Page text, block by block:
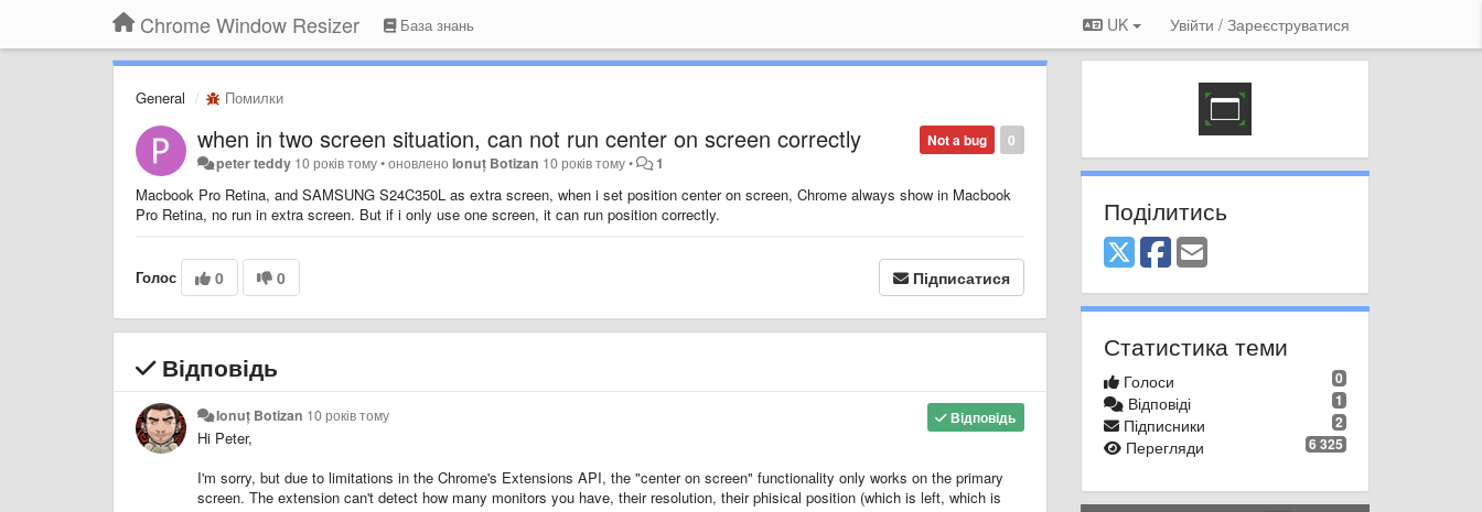
Chrome Window Resizer База знань UK Увійти / Зареєструватися
General Помилки
0
Not a bug
when in two screen situation, can not run center on screen correctly
peter teddy 10 років тому•оновленоIonuț Botizan 10 років тому• 1
Macbook Pro Retina, and SAMSUNG S24C350L as extra screen, when i set position center on screen, Chrome always show in Macbook
Pro Retina, no run in extra screen. But if i only use one screen, it can run position correctly.
Голос 0 0 Підписатися
Відповідь
Відповідь
Ionuț Botizan 10 років тому
Hi Peter,
I'm sorry, but due to limitations in the Chrome's Extensions API, the "center on screen" functionality only works on the primary
screen. The extension can't detect how many monitors you have, their resolution, their phisical position (which is left, which is
Поділитись
Статистика теми
0
Голоси
1
Відповіді
2
Підписники
6 325
Перегляди